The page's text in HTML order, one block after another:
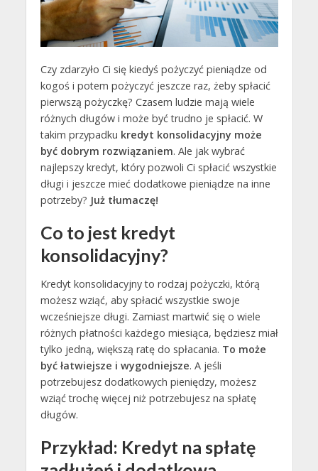
Czy zdarzyło Ci się kiedyś pożyczyć pieniądze od
kogoś i potem pożyczyć jeszcze raz, żeby spłacić
pierwszą pożyczkę? Czasem ludzie mają wiele
różnych długów i może być trudno je spłacić. W
takim przypadku kredyt konsolidacyjny może
być dobrym rozwiązaniem. Ale jak wybrać
najlepszy kredyt, który pozwoli Ci spłacić wszystkie
długi i jeszcze mieć dodatkowe pieniądze na inne
potrzeby? Już tłumaczę!
Co to jest kredyt
konsolidacyjny?
Kredyt konsolidacyjny to rodzaj pożyczki, którą
możesz wziąć, aby spłacić wszystkie swoje
wcześniejsze długi. Zamiast martwić się o wiele
różnych płatności każdego miesiąca, będziesz miał
tylko jedną, większą ratę do spłacania. To może
być łatwiejsze i wygodniejsze. A jeśli
potrzebujesz dodatkowych pieniędzy, możesz
wziąć trochę więcej niż potrzebujesz na spłatę
długów.
Przykład: Kredyt na spłatę